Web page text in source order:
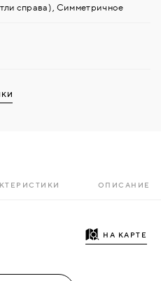
справа) Симметричное
ОПИСАНИЕ
НА КАРТЕ